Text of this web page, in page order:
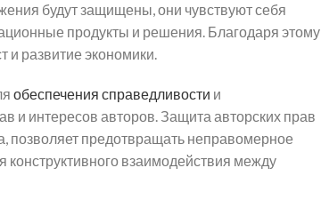
будут защищены, они чувствуют себя
продукты и решения. Благодаря этому
и развитие экономики.
обеспечения справедливости и
и интересов авторов. Защита авторских прав
позволяет предотвращать неправомерное
конструктивного взаимодействия между